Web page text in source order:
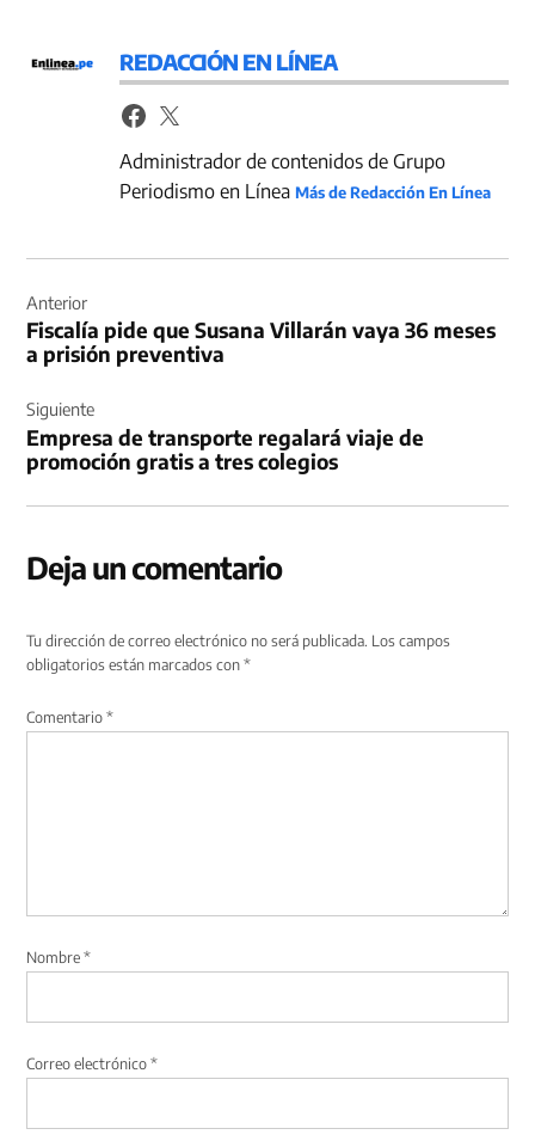
REDACCIÓN EN LÍNEA
Administrador de contenidos de Grupo
Periodismo en LíneaMás de Redacción En Línea
de
entradas
Anterior
Fiscalía pide que Susana Villarán vaya 36 meses
a prisión preventiva
Siguiente
Empresa de transporte regalará viaje de
promoción gratis a tres colegios
Deja un comentario
Tu dirección de correo electrónico no será publicada. Los campos
obligatorios están marcados con*
Comentario*
Nombre*
Correo electrónico*